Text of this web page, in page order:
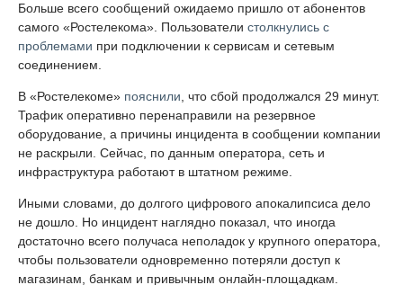
Больше всего сообщений ожидаемо пришло от абонентов
самого «Ростелекома». Пользователи столкнулись с
проблемами при подключении к сервисам и сетевым
соединением.
В «Ростелекоме» пояснили , что сбой продолжался 29 минут.
Трафик оперативно перенаправили на резервное
оборудование, а причины инцидента в сообщении компании
не раскрыли. Сейчас, по данным оператора, сеть и
инфраструктура работают в штатном режиме.
Иными словами, до долгого цифрового апокалипсиса дело
не дошло. Но инцидент наглядно показал, что иногда
достаточно всего получаса неполадок у крупного оператора,
чтобы пользователи одновременно потеряли доступ к
магазинам, банкам и привычным онлайн-площадкам.